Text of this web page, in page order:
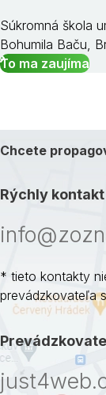
Súkromná škola
Bohumila Baču,
To ma zaujíma
Chcete
Rýchly kontakt
* tieto kontakty
prevádzkovateľa